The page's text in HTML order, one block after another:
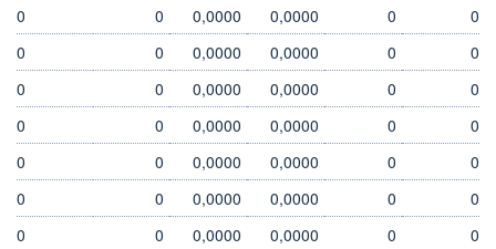
05/08
INDICE DE RÉFÉRENCE
SOLACTIVE GOV BOND
CATÉGORIE MORNINGSTAR
Obligations EUR Emprunts
d'Etat
OUVERTURE CLÔTURE VEILLE
15,8040
0
0 0,0000 0,0000 0
0
0
0 0,0000 0,0000 0
0
0
0 0,0000 0,0000 0
0
0
0 0,0000 0,0000 0
0
0
0 0,0000 0,0000 0
0
0
0 0,0000 0,0000 0
0
0
0 0,0000 0,0000 0
0